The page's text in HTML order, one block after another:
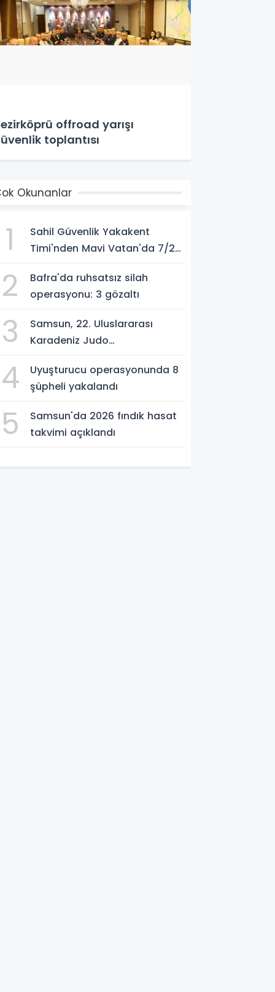
offroad yarışı
toplantısı
Okunanlar
1
Sahil Güvenlik Yakakent
Timi'nden Mavi Vatan'da 7/24
2
Bafra'da ruhsatsız silah
operasyonu: 3 gözaltı
3
Samsun, 22. Uluslararası
Karadeniz Judo
yapıyor
4
Uyuşturucu operasyonunda 8
şüpheli yakalandı
5
Samsun'da 2026 fındık hasat
takvimi açıklandı